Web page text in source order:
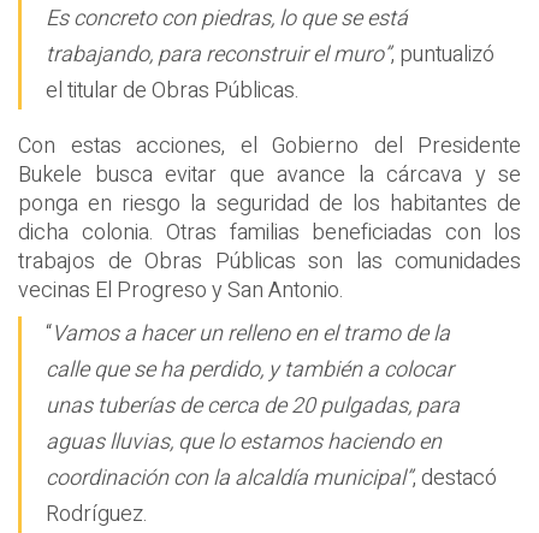
Es concreto con piedras, lo que se está
trabajando, para reconstruir el muro”, puntualizó
el titular de Obras Públicas.
Con estas acciones, el Gobierno del Presidente
Bukele busca evitar que avance la cárcava y se
ponga en riesgo la seguridad de los habitantes de
dicha colonia. Otras familias beneficiadas con los
trabajos de Obras Públicas son las comunidades
vecinas El Progreso y San Antonio.
“Vamos a hacer un relleno en el tramo de la
calle que se ha perdido, y también a colocar
unas tuberías de cerca de 20 pulgadas, para
aguas lluvias, que lo estamos haciendo en
coordinación con la alcaldía municipal”, destacó
Rodríguez.